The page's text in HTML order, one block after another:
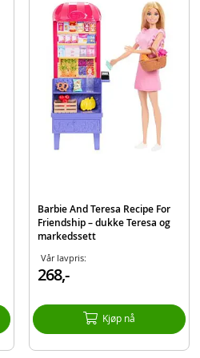
194735255658
Barbie And Teresa Recipe For
Friendship – dukke Teresa og
markedssett
Vår lavpris:
268,-
Kjøp nå